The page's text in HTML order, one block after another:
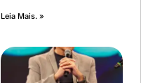
Leia Mais. »